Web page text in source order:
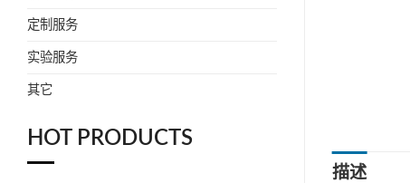
定制服务
实验服务
其它
HOT PRODUCTS
描述